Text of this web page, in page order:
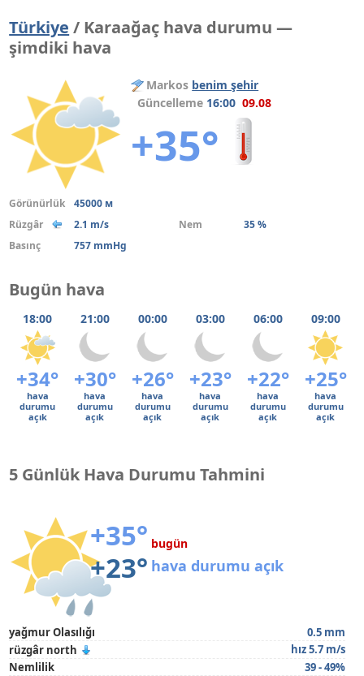
Türkiye / Karaağaç hava durumu —
şimdiki hava
Markos benim şehir
Güncelleme 16:00 09.08
+35°
Görünürlük
45000 м
Rüzgâr
2.1 m/s Nem
35 %
Basınç
757 mmHg
Bugün hava
18:00 21:00 00:00 03:00 06:00 09:00
+34° +30° +26° +23° +22° +25°
hava
durumu
açık
hava
durumu
açık
hava
durumu
açık
hava
durumu
açık
hava
durumu
açık
hava
durumu
açık
5 Günlük Hava Durumu Tahmini
+35°
+23°
bugün
hava durumu açık
yağmur Olasılığı
0.5 mm
rüzgâr north
hız 5.7 m/s
Nemlilik
39 - 49%